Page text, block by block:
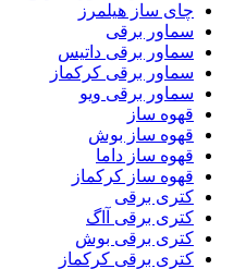
چای ساز هیلمرز
سماور برقی
سماور برقی داتیس
سماور برقی کرکماز
سماور برقی ویو
قهوه ساز
قهوه ساز بوش
قهوه ساز داما
قهوه ساز کرکماز
کتری برقی
کتری برقی آاگ
کتری برقی بوش
کتری برقی کرکماز